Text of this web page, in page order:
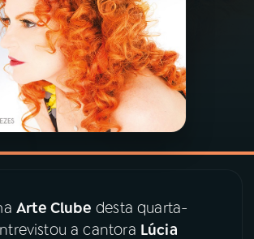
Arte Clube desta quarta-
a cantora Lúcia